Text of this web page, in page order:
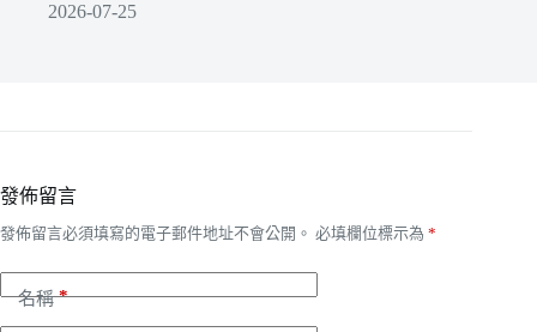
2026-07-25
發佈留言
發佈留言必須填寫的電子郵件地址不會公開。 必填欄位標示為 *
名稱*